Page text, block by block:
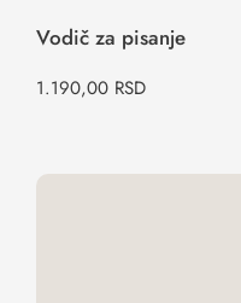
Vodič za pisanje
1.190,00 RSD